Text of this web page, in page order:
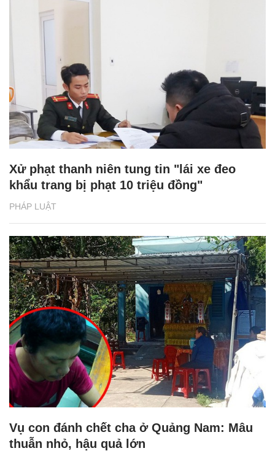
PHÁP LUẬT
Xử phạt thanh niên tung tin "lái xe đeo
khẩu trang bị phạt 10 triệu đồng"
Vụ con đánh chết cha ở Quảng Nam: Mâu
thuẫn nhỏ, hậu quả lớn